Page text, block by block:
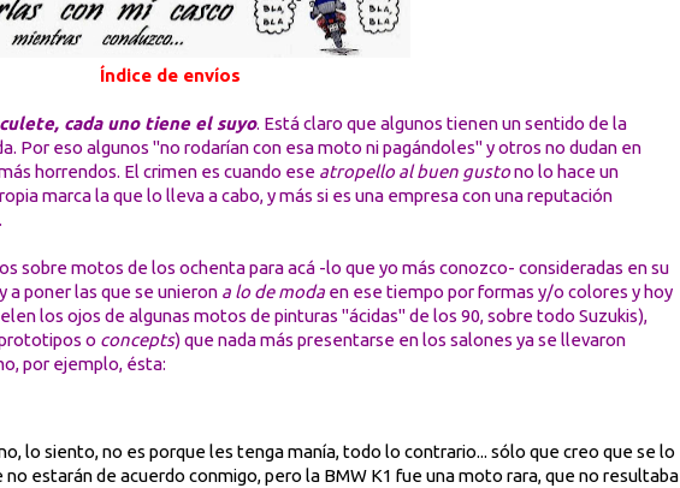
Índice de envíos
cada uno tiene el suyo. Está claro que algunos tienen un sentido de la
Por eso algunos "no rodarían con esa moto ni pagándoles" y otros no dudan en
horrendos. El crimen es cuando ese atropello al buen gustono lo hace un
marca la que lo lleva a cabo, y más si es una empresa con una reputación
sobre motos de los ochenta para acá -lo que yo más conozco- consideradas en su
poner las que se unieron a lo de moda en ese tiempo por formas y/o colores y hoy
los ojos de algunas motos de pinturas "ácidas" de los 90, sobre todo Suzukis),
o concepts) que nada más presentarse en los salones ya se llevaron
por ejemplo, ésta:
lo siento, no es porque les tenga manía, todo lo contrario... sólo que creo que se lo
no estarán de acuerdo conmigo, pero la BMW K1 fue una moto rara, que no resultaba